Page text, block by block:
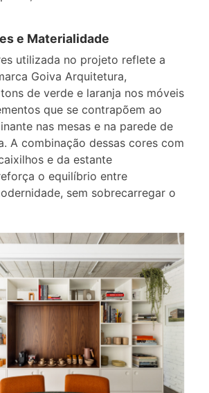
e Materialidade
utilizada no projeto reflete a
Goiva Arquitetura,
de verde e laranja nos móveis
que se contrapõem ao
nas mesas e na parede de
A combinação dessas cores com
e da estante
o equilíbrio entre
sem sobrecarregar o